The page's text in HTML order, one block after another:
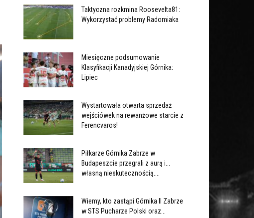
Taktyczna rozkmina Roosevelta81:
Wykorzystać problemy Radomiaka
Miesięczne podsumowanie
Klasyfikacji Kanadyjskiej Górnika:
Lipiec
Wystartowała otwarta sprzedaż
wejściówek na rewanżowe starcie z
Ferencvaros!
Piłkarze Górnika Zabrze w
Budapeszcie przegrali z aurą i...
własną nieskutecznością....
Wiemy, kto zastąpi Górnika II Zabrze
w STS Pucharze Polski oraz...